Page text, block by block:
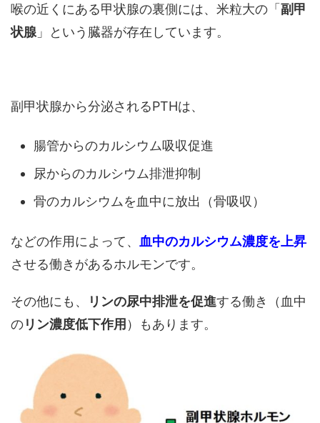
喉の近くにある甲状腺の裏側には、米粒大の「 副甲
状腺 」という臓器が存在しています。
副甲状腺から分泌されるPTHは、
腸管からのカルシウム吸収促進
尿からのカルシウム排泄抑制
骨のカルシウムを血中に放出（骨吸収）
などの作用によって、 血中のカルシウム濃度を上昇
させる働きがあるホルモンです。
その他にも、 リンの尿中排泄を促進する働き（血中
のリン濃度低下作用 ）もあります。